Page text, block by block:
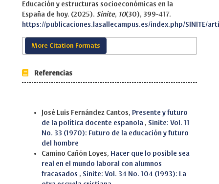
Educación y estructuras socioeconómicas en la
España de hoy. (2025). Sinite, 10(30), 399-417.
https://publicaciones.lasallecampus.es/index.php/SINITE/
More Citation Formats
Referencias
José Luis Fernández Cantos, Presente y futuro
de la política docente española , Sinite: Vol. 11
No. 33 (1970): Futuro de la educación y futuro
del hombre
Camino Cañón Loyes, Hacer que lo posible sea
real en el mundo laboral con alumnos
fracasados , Sinite: Vol. 34 No. 104 (1993): La